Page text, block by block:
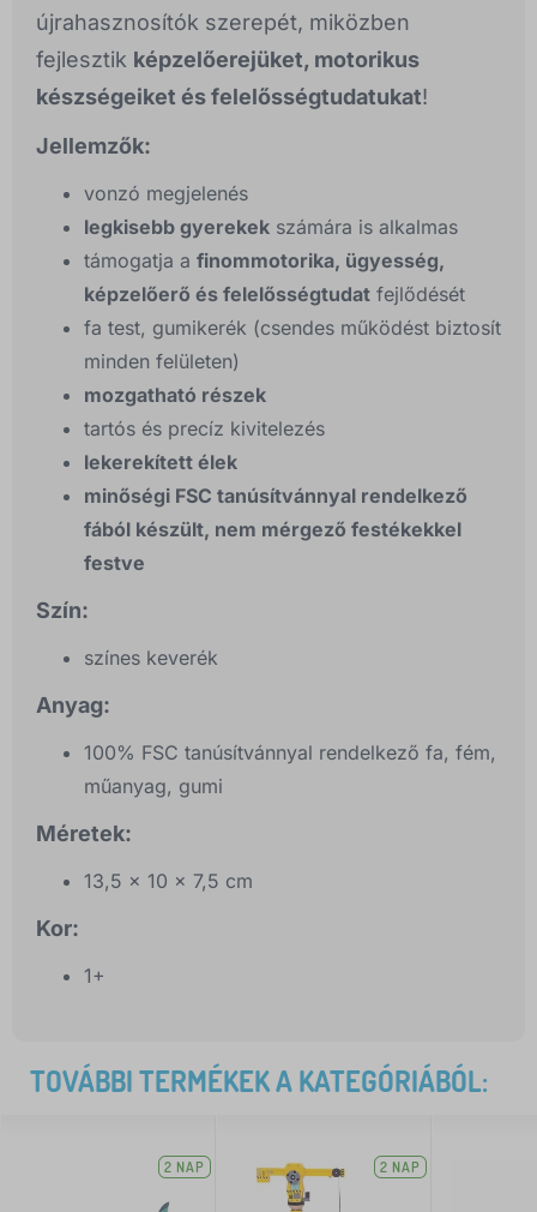
újrahasznosítók szerepét, miközben
fejlesztik képzelőerejüket, motorikus
készségeiket és felelősségtudatukat!
Jellemzők:
vonzó megjelenés
legkisebb gyerekek számára is alkalmas
támogatja a finommotorika, ügyesség,
képzelőerő és felelősségtudat fejlődését
fa test, gumikerék (csendes működést biztosít
minden felületen)
mozgatható részek
tartós és precíz kivitelezés
lekerekített élek
minőségi FSC tanúsítvánnyal rendelkező
fából készült, nem mérgező festékekkel
festve
Szín:
színes keverék
Anyag:
100% FSC tanúsítvánnyal rendelkező fa, fém,
műanyag, gumi
Méretek:
13,5 x 10 x 7,5 cm
Kor:
1+
TOVÁBBI TERMÉKEK A KATEGÓRIÁBÓL:
2 NAP 2 NAP